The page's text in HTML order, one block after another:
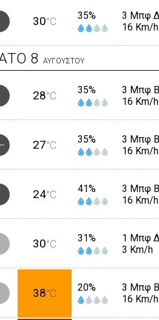
30°C 35%
3 Μπφ
16 Km/h
8 ΑΥΓΟΥΣΤΟΥ
28°C 35%
3 Μπφ
16 Km/h
27°C 35%
3 Μπφ B
16 Km/h
24°C 41%
3 Μπφ
16 Km/h
30°C 31%
1 Μπφ
3 Km/h
38°C 20%
3 Μπφ
16 Km/h